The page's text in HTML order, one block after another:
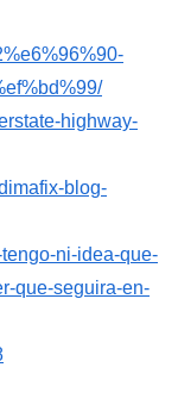
highway-
blog-
ni-idea-que-
que-seguira-en-